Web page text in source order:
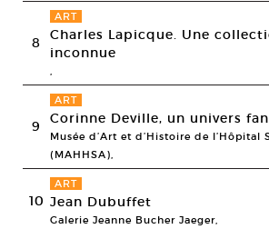
8
ART
Charles Lapicque. Une
inconnue
,
9
ART
Corinne Deville, un univers
Musée d’Art et d’Histoire de l’Hôpital
(MAHHSA),
10
ART
Jean Dubuffet
Galerie Jeanne Bucher Jaeger,